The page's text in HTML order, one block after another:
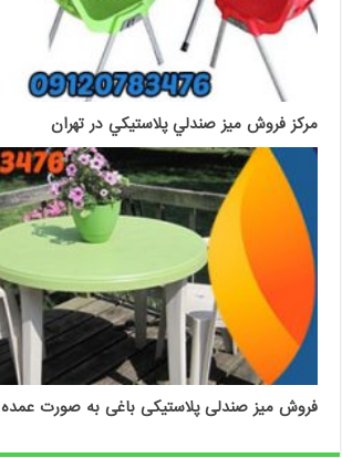
مرکز فروش میز صندلي پلاستیکي در تهران
فروش میز صندلی پلاستیکی باغی به صورت عمده